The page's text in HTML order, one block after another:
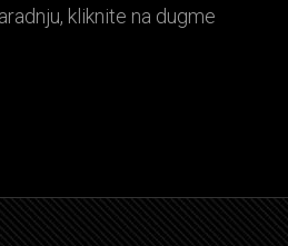
kliknite na dugme